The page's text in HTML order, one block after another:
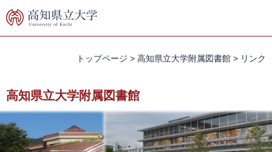
ー
す。
ニ
し
て
本
文
へ
トップページ > 高知県立大学附属図書館 > リンク
高知県立大学附属図書館